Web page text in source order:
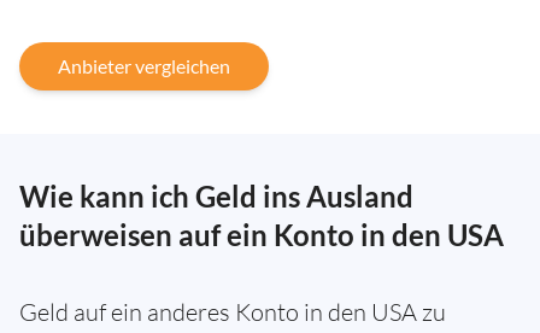
Anbieter vergleichen
Wie kann ich Geld ins Ausland
überweisen auf ein Konto in den USA
Geld auf ein anderes Konto in den USA zu